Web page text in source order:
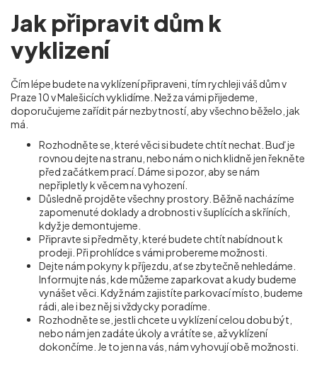
Jak připravit dům k
vyklizení
Čím lépe budete na vyklízení připraveni, tím rychleji váš dům v
Praze 10 v Malešicích vyklidíme. Než za vámi přijedeme,
doporučujeme zařídit pár nezbytností, aby všechno běželo, jak
má.
Rozhodněte se, které věci si budete chtít nechat. Buď je
rovnou dejte na stranu, nebo nám o nich klidně jen řekněte
před začátkem prací. Dáme si pozor, aby se nám
nepřipletly k věcem na vyhození.
Důsledně projděte všechny prostory. Běžně nacházíme
zapomenuté doklady a drobnosti v šuplících a skříních,
když je demontujeme.
Připravte si předměty, které budete chtít nabídnout k
prodeji. Při prohlídce s vámi probereme možnosti.
Dejte nám pokyny k příjezdu, ať se zbytečně nehledáme.
Informujte nás, kde můžeme zaparkovat a kudy budeme
vynášet věci. Když nám zajistíte parkovací místo, budeme
rádi, ale i bez něj si vždycky poradíme.
Rozhodněte se, jestli chcete u vyklízení celou dobu být,
nebo nám jen zadáte úkoly a vrátíte se, až vyklízení
dokončíme. Je to jen na vás, nám vyhovují obě možnosti.